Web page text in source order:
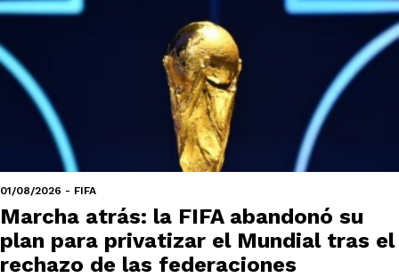
01/08/2026 - FIFA
Marcha atrás: la FIFA abandonó su
plan para privatizar el Mundial tras el
rechazo de las federaciones